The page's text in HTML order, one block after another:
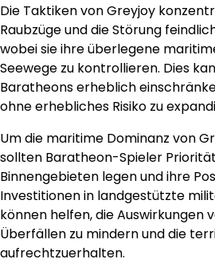
Die Taktiken von Greyjoy
Raubzüge und die Störung
wobei sie ihre überlegene
Seewege zu kontrollieren. Dies
Baratheons erheblich
ohne erhebliches Risiko zu
Um die maritime Dominanz von
sollten Baratheon-Spieler
Binnengebieten legen und ihre
Investitionen in landgestützte
können helfen, die Auswirkungen
Überfällen zu mindern und die
aufrechtzuerhalten.